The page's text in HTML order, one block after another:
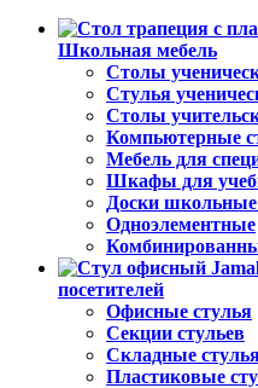
Школьная мебель
Столы
Стулья
Столы
Компьютерные
Мебель для
Шкафы для
Доски
Одноэлементные
посетителей
Офисные стулья
Секции стульев
Складные
Пластиковые